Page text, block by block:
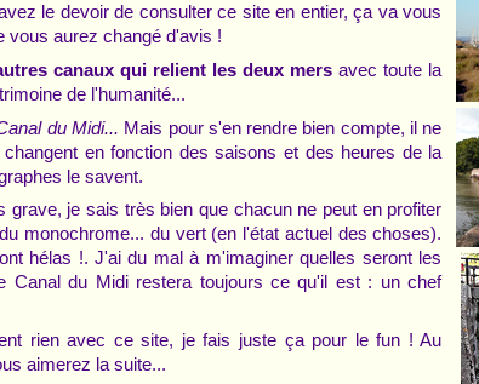
le devoir de consulter ce site en entier, ça va vous
vous aurez changé d'avis !
canaux qui relient les deux mersavec toute la
de l'humanité...
du Midi... Mais pour s'en rendre bien compte, il ne
en fonction des saisons et des heures de la
le savent.
je sais très bien que chacun ne peut en profiter
monochrome... du vert (en l'état actuel des choses).
hélas !. J'ai du mal à m'imaginer quelles seront les
Canal du Midi restera toujours ce qu'il est : un chef
rien avec ce site, je fais juste ça pour le fun ! Au
aimerez la suite...